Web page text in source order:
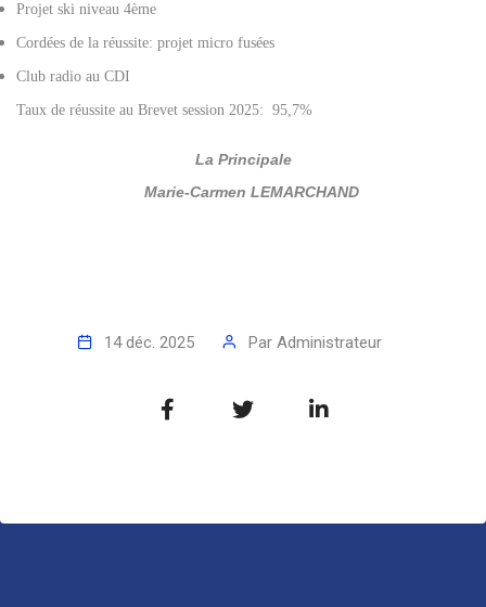
Projet ski niveau 4ème
Cordées de la réussite: projet micro fusées
Club radio au CDI
Taux de réussite au Brevet session 2025: 95,7%
La Principale
Marie-Carmen LEMARCHAND
14 déc. 2025 Par Administrateur